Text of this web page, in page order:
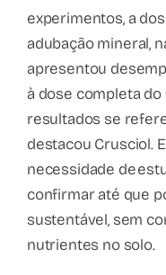
experimentos, a
adubação mineral,
apresentou
à dose completa
resultados se
destacou Crusciol.
necessidade de
confirmar até que
sustentável, sem
nutrientes no solo.